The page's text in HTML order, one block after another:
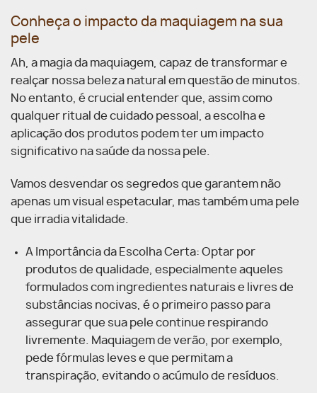
Conheça o impacto da maquiagem na sua
pele
Ah, a magia da maquiagem, capaz de transformar e
realçar nossa beleza natural em questão de minutos.
No entanto, é crucial entender que, assim como
qualquer ritual de cuidado pessoal, a escolha e
aplicação dos produtos podem ter um impacto
significativo na saúde da nossa pele.
Vamos desvendar os segredos que garantem não
apenas um visual espetacular, mas também uma pele
que irradia vitalidade.
A Importância da Escolha Certa: Optar por
produtos de qualidade, especialmente aqueles
formulados com ingredientes naturais e livres de
substâncias nocivas, é o primeiro passo para
assegurar que sua pele continue respirando
livremente. Maquiagem de verão, por exemplo,
pede fórmulas leves e que permitam a
transpiração, evitando o acúmulo de resíduos.